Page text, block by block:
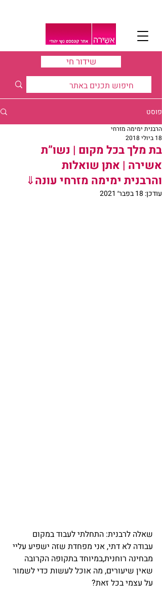
שידור חי
פוסט
בת מלך בכל מקום | נשו”ת
אשירה | אתן שואלות
והרבנית ימימה מזרחי עונה⇓
הרבנית ימימה מזרחי
18 ביולי 2018
עודכן: 18 בפבר׳ 2021
שאלה לרבנית: התחלתי לעבוד במקום
עבודה לא דתי, אני מפחדת שזה ישפיע עליי
מבחינה רוחנית,במיוחד בתקופה הקרובה
שאין שיעורים, מה אוכל לעשות כדי לשמור
על עצמי בכל זאת?